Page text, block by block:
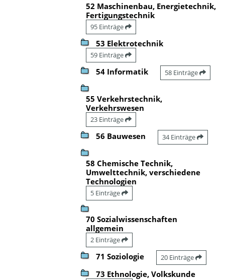
52 Maschinenbau, Energietechnik,
Fertigungstechnik
95 Einträge
53 Elektrotechnik
59 Einträge
54 Informatik 58 Einträge
55 Verkehrstechnik,
Verkehrswesen
23 Einträge
56 Bauwesen 34 Einträge
58 Chemische Technik,
Umwelttechnik, verschiedene
Technologien
5 Einträge
70 Sozialwissenschaften
allgemein
2 Einträge
71 Soziologie 20 Einträge
73 Ethnologie, Volkskunde